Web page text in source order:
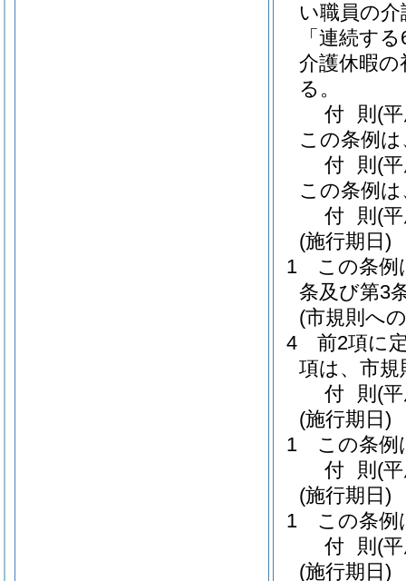
い職員の
「連続す
介護休暇
る。
付 則 (
この条例
付 則 (
この条例
付 則 (
(施行期日)
1
この条例
条及び第3
(市規則へ
4
前2項に
項は、市
付 則 (
(施行期日)
1
この条例
付 則 (
(施行期日)
1
この条例
付 則 (
(施行期日)